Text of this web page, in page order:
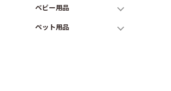
ベビー用品
ペット用品